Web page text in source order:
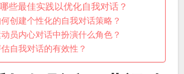
些最佳实践以优化自我对话？
创建个性化的自我对话策略？
员内心对话中扮演什么角色？
自我对话的有效性？